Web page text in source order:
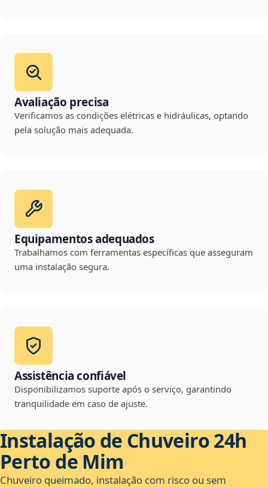
Avaliação precisa
Verificamos as condições elétricas e hidráulicas, optando
pela solução mais adequada.
Equipamentos adequados
Trabalhamos com ferramentas específicas que asseguram
uma instalação segura.
Assistência confiável
Disponibilizamos suporte após o serviço, garantindo
tranquilidade em caso de ajuste.
Instalação de Chuveiro 24h
Perto de Mim
Chuveiro queimado, instalação com risco ou sem